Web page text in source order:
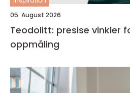
05. August 2026
Teodolitt: presise vinkler
oppmåling